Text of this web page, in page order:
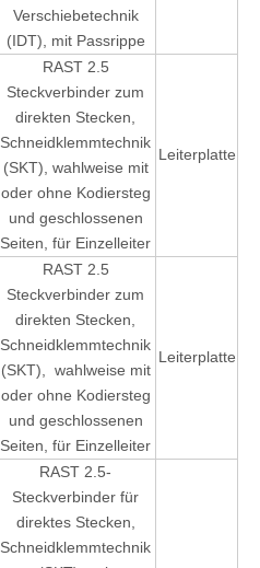
Verschiebetechnik
(IDT), mit Passrippe
RAST 2.5
Steckverbinder zum
direkten Stecken,
Schneidklemmtechnik
(SKT), wahlweise mit
oder ohne Kodiersteg
und geschlossenen
Seiten, für Einzelleiter
Leiterplatte
RAST 2.5
Steckverbinder zum
direkten Stecken,
Schneidklemmtechnik
(SKT), wahlweise mit
oder ohne Kodiersteg
und geschlossenen
Seiten, für Einzelleiter
Leiterplatte
RAST 2.5-
Steckverbinder für
direktes Stecken,
Schneidklemmtechnik